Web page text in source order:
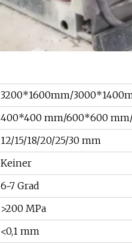
3200*1600mm/
400*400 mm/600*600
12/15/18/20/25/30 mm
Keiner
6~7 Grad
>200 MPa
<0,1 mm